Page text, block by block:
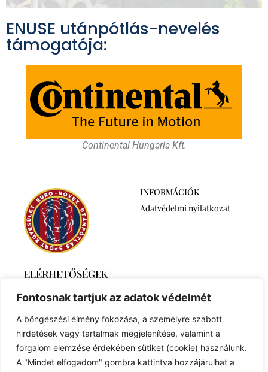
Fontosnak tartjuk az adatok védelmét
A böngészési élmény fokozása, a személyre szabott
hirdetések vagy tartalmak megjelenítése, valamint a
forgalom elemzése érdekében sütiket (cookie) használunk.
A "Mindet elfogadom" gombra kattintva hozzájárulhat a
ENUSE utánpótlás-nevelés
támogatója:
Continental Hungaria Kft.
INFORMÁCIÓK
Adatvédelmi nyilatkozat
ELÉRHETŐSÉGEK
2768 Újszilvás,
Ábrahámtelek 511/A
+36 30 6259746
euronovexuse@gmail.com